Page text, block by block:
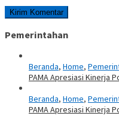
Pemerintahan
Beranda, Home,
PAMA Apresiasi Kinerja
Beranda, Home,
PAMA Apresiasi Kinerja